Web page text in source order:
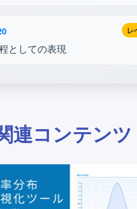
レ
としての表現
連コンテンツ